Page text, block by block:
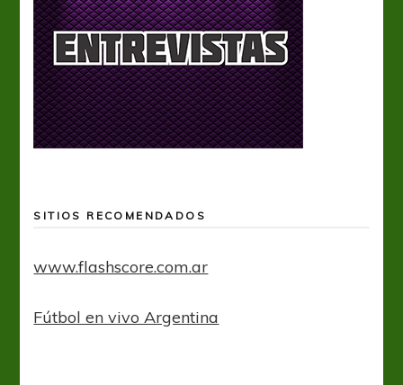
SITIOS RECOMENDADOS
www.flashscore.com.ar
Fútbol en vivo Argentina